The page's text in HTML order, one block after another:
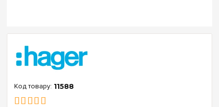
11588